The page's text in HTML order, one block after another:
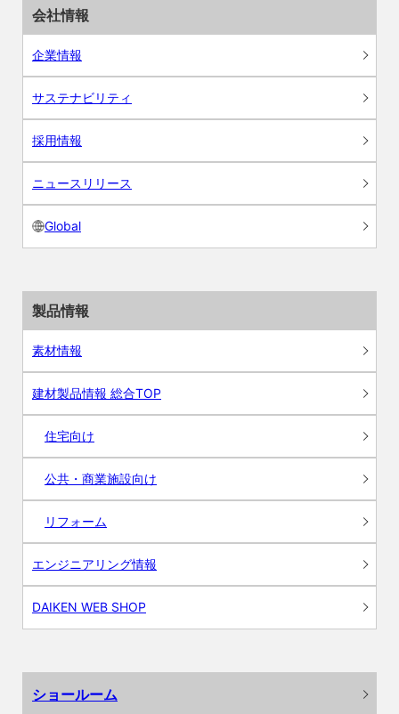
会社情報
企業情報
サステナビリティ
採用情報
ニュースリリース
Global
製品情報
素材情報
建材製品情報 総合TOP
住宅向け
公共・商業施設向け
リフォーム
エンジニアリング情報
DAIKEN WEB SHOP
ショールーム